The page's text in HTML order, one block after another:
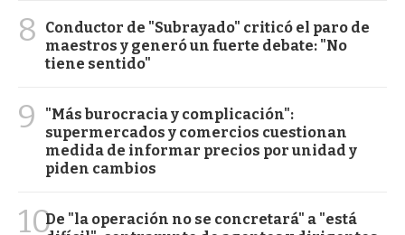
8
Conductor de "Subrayado" criticó el paro de
maestros y generó un fuerte debate: "No
tiene sentido"
9
"Más burocracia y complicación":
supermercados y comercios cuestionan
medida de informar precios por unidad y
piden cambios
10De "la operación no se concretará" a "está